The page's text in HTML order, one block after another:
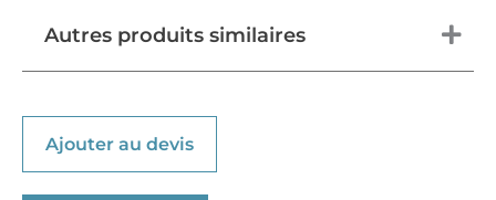
Autres produits similaires
Ajouter au devis